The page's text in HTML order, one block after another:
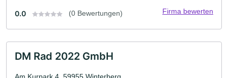
0.0 (0 Bewertungen) Firma bewerten
DM Rad 2022 GmbH